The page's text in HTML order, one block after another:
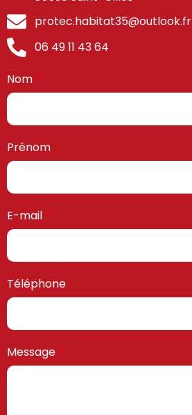
protec.habitat35@outlook.fr
06 49 11 43 64
Nom
Prénom
E-mail
Téléphone
Message